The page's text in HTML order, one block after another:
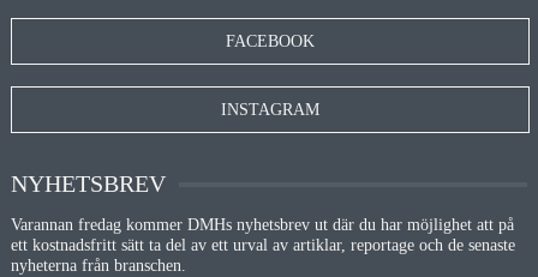
FACEBOOK
INSTAGRAM
NYHETSBREV
Varannan fredag kommer DMHs nyhetsbrev ut där du har möjlighet att på
ett kostnadsfritt sätt ta del av ett urval av artiklar, reportage och de senaste
nyheterna från branschen.